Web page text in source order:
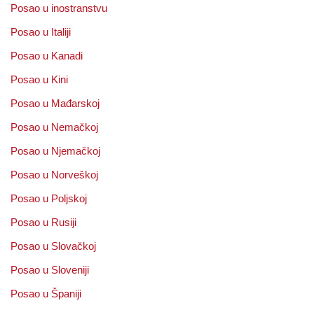
Posao u inostranstvu
Posao u Italiji
Posao u Kanadi
Posao u Kini
Posao u Mađarskoj
Posao u Nemačkoj
Posao u Njemačkoj
Posao u Norveškoj
Posao u Poljskoj
Posao u Rusiji
Posao u Slovačkoj
Posao u Sloveniji
Posao u Španiji